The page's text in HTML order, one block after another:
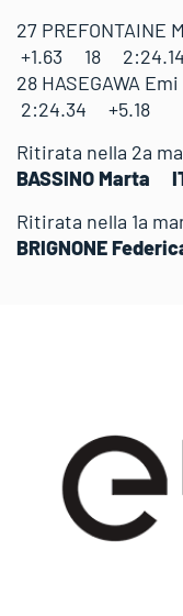
27
+1.63 18
28 HASEGAWA
2:24.34 +5.18
Ritirata nella 2a
BASSINO Marta
Ritirata nella 1a
BRIGNONE